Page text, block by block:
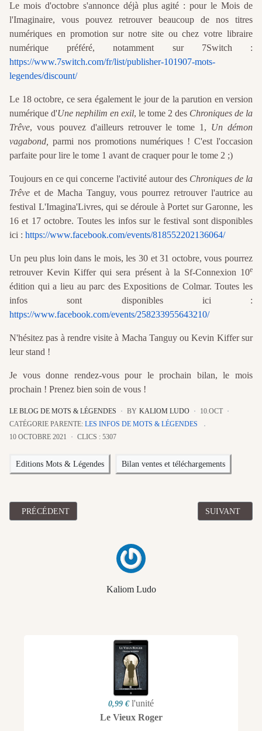
Le mois d'octobre s'annonce déjà plus agité : pour le Mois de
l'Imaginaire, vous pouvez retrouver beaucoup de nos titres
numériques en promotion sur notre site ou chez votre libraire
numérique préféré, notamment sur 7Switch :
https://www.7switch.com/fr/list/publisher-101907-mots-
legendes/discount/
Le 18 octobre, ce sera également le jour de la parution en version
numérique d'Une nephilim en exil, le tome 2 des Chroniques de la
Trêve, vous pouvez d'ailleurs retrouver le tome 1, Un démon
vagabond,
parmi nos promotions numériques ! C'est l'occasion
parfaite pour lire le tome 1 avant de craquer pour le tome 2 ;)
Toujours en ce qui concerne l'activité autour des Chroniques de la
Trêve et de Macha Tanguy, vous pourrez retrouver l'autrice au
festival L'Imagina'Livres, qui se déroule à Portet sur Garonne, les
16 et 17 octobre. Toutes les infos sur le festival sont disponibles
ici : https://www.facebook.com/events/818552202136064/
Un peu plus loin dans le mois, les 30 et 31 octobre, vous pourrez
retrouver Kevin Kiffer qui sera présent à la Sf-Connexion 10e
édition qui a lieu au parc des Expositions de Colmar. Toutes les
infos sont disponibles ici :
https://www.facebook.com/events/258233955643210/
N'hésitez pas à rendre visite à Macha Tanguy ou Kevin Kiffer sur
leur stand !
Je vous donne rendez-vous pour le prochain bilan, le mois
prochain ! Prenez bien soin de vous !
LE BLOG DE MOTS & LÉGENDES BY KALIOM LUDO
10.OCT
CATÉGORIE PARENTE: LES INFOS DE MOTS & LÉGENDES
10 OCTOBRE 2021
CLICS : 5307
Kaliom Ludo
Editions Mots & Légendes Bilan ventes et téléchargements
ARTICLE PRÉCÉDENT : BILAN OCTOBRE 2021 DES VENTES
PRÉCÉDENT ARTICLE
SUIVANT
0,99 € l'unité
Le Vieux Roger